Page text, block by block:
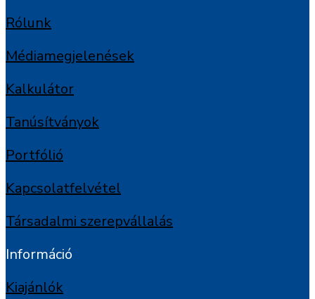
Rólunk
Médiamegjelenések
Kalkulátor
Tanúsítványok
Portfólió
Kapcsolatfelvétel
Társadalmi szerepvállalás
Információ
Kiajánlók